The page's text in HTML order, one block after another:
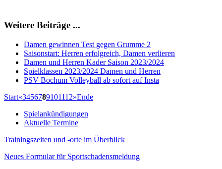
Weitere Beiträge ...
Damen gewinnen Test gegen Grumme 2
Saisonstart: Herren erfolgreich, Damen verlieren
Damen und Herren Kader Saison 2023/2024
Spielklassen 2023/2024 Damen und Herren
PSV Bochum Volleyball ab sofort auf Insta
Start«3456789101112»Ende
Spielankündigungen
Aktuelle Termine
Trainingszeiten und -orte im Überblick
Neues Formular für Sportschadensmeldung